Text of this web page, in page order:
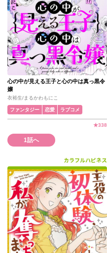
心の中が見える王子と心の中は真っ黒令
嬢
衣裕生/まるかわもにこ
ファンタジー 恋愛 ラブコメ
★338
1話へ
カラフルハピネス